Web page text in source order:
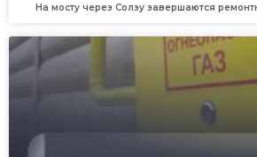
На мосту через Солзу завершаются